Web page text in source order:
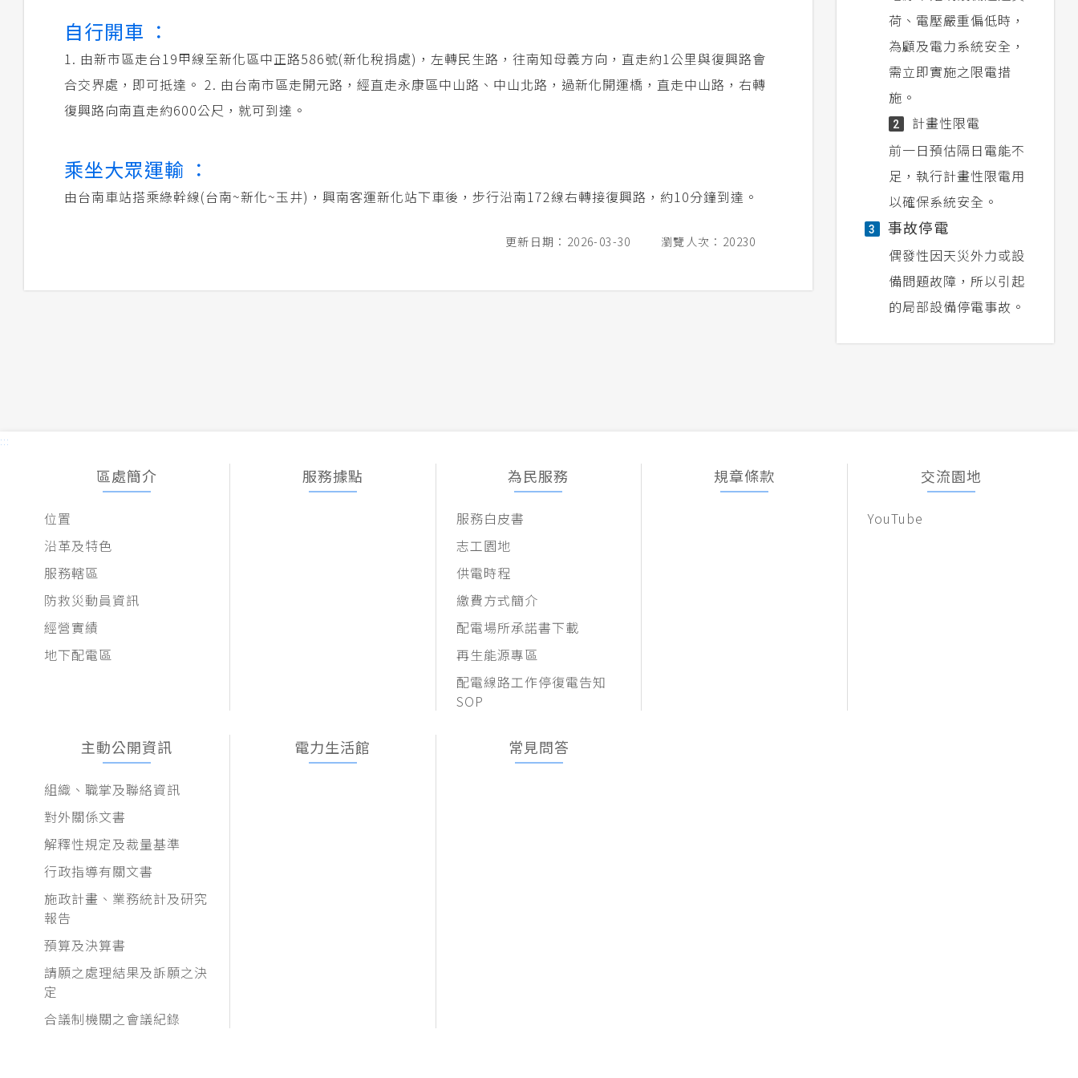
自行開車 ：
1. 由新市區走台19甲線至新化區中正路586號(新化稅捐處)，左轉民生路，往南知母義方向，直走約1公里與復興路會
合交界處，即可抵達。 2. 由台南市區走開元路，經直走永康區中山路、中山北路，過新化開運橋，直走中山路，右轉
復興路向南直走約600公尺，就可到達。
乘坐大眾運輸 ：
由台南車站搭乘綠幹線(台南~新化~玉井)，興南客運新化站下車後，步行沿南172線右轉接復興路，約10分鐘到達。
更新日期：2026-03-30 瀏覽人次：20230
荷、電壓嚴重偏低時，
為顧及電力系統安全，
需立即實施之限電措
施。
2
計畫性限電
前一日預估隔日電能不
足，執行計畫性限電用
以確保系統安全。
3 事故停電
偶發性因天災外力或設
備問題故障，所以引起
的局部設備停電事故。
:::
區處簡介
位置
沿革及特色
服務轄區
防救災動員資訊
經營實績
地下配電區
服務據點 為民服務
服務白皮書
志工園地
供電時程
繳費方式簡介
配電場所承諾書下載
再生能源專區
配電線路工作停復電告知
SOP
規章條款 交流園地
YouTube
主動公開資訊
組織、職掌及聯絡資訊
對外關係文書
解釋性規定及裁量基準
行政指導有關文書
施政計畫、業務統計及研究
報告
預算及決算書
請願之處理結果及訴願之決
定
合議制機關之會議紀錄
電力生活館 常見問答